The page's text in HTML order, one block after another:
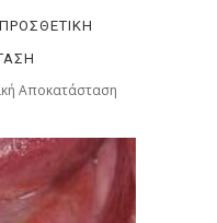
Αποκατάσταση